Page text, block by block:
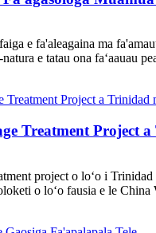
e fa'aleagaina ma
e tatau ona faʻaauau
Treatment Project
project o loʻo i
o loʻo fausia e le